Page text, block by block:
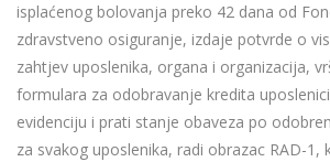
isplaćenog bolovanja preko 42 dana od
zdravstveno osiguranje, izdaje potvrde o
zahtjev uposlenika, organa i organizacija,
formulara za odobravanje kredita
evidenciju i prati stanje obaveza po
za svakog uposlenika, radi obrazac RAD-1,